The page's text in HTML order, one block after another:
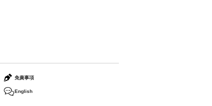
免責事項
English